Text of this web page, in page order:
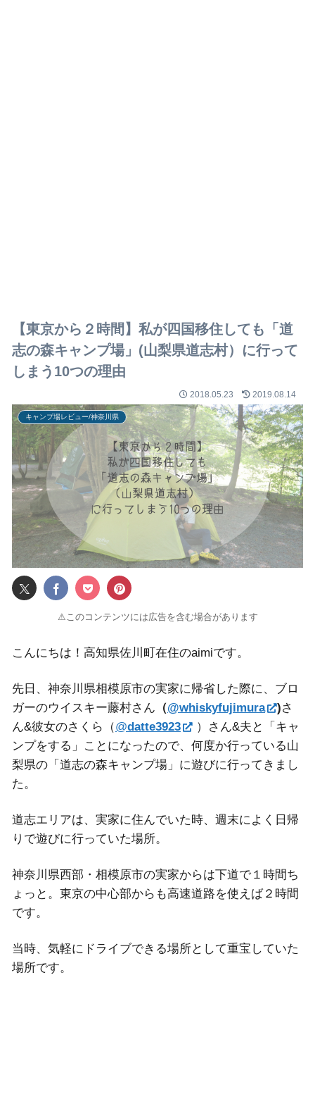
【東京から２時間】私が四国移住しても「道
志の森キャンプ場」(山梨県道志村）に行って
しまう10つの理由
2018.05.23 2019.08.14
キャンプ場レビュー/神奈川県
⚠このコンテンツには広告を含む場合があります
こんにちは！高知県佐川町在住のaimiです。
先日、神奈川県相模原市の実家に帰省した際に、ブロ
ガーのウイスキー藤村さん （@whiskyfujimura )さ
ん&彼女のさくら（@datte3923
）さん&夫と「キャ
ンプをする」ことになったので、何度か行っている山
梨県の「道志の森キャンプ場」に遊びに行ってきまし
た。
道志エリアは、実家に住んでいた時、週末によく日帰
りで遊びに行っていた場所。
神奈川県西部・相模原市の実家からは下道で１時間ち
ょっと。東京の中心部からも高速道路を使えば２時間
です。
当時、気軽にドライブできる場所として重宝していた
場所です。